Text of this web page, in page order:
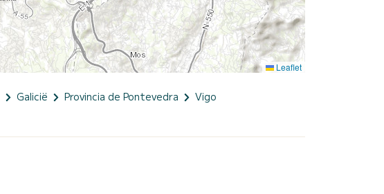
Leaflet
Galicië Provincia de Pontevedra
Vigo